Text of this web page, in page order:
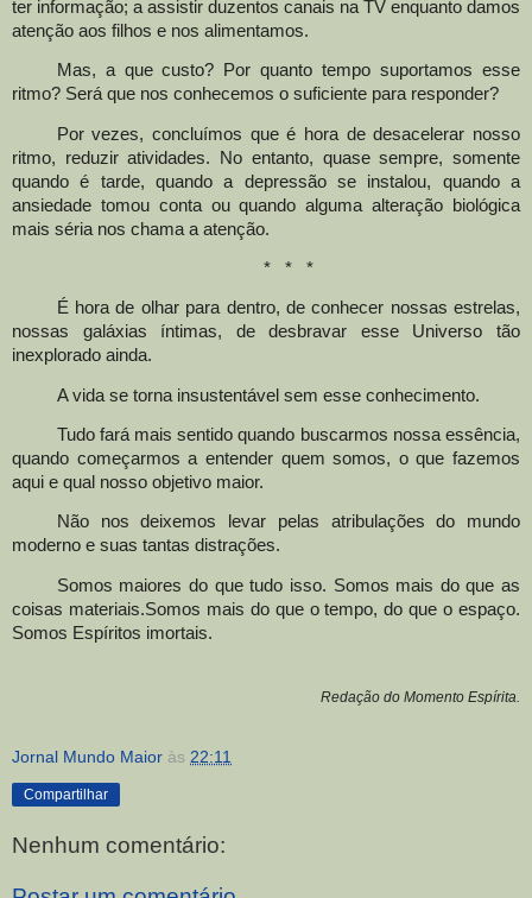
ter informação; a assistir duzentos canais na TV enquanto damos
atenção aos filhos e nos alimentamos.
Mas, a que custo? Por quanto tempo suportamos esse
ritmo? Será que nos conhecemos o suficiente para responder?
Por vezes, concluímos que é hora de desacelerar nosso
ritmo, reduzir atividades. No entanto, quase sempre, somente
quando é tarde, quando a depressão se instalou, quando a
ansiedade tomou conta ou quando alguma alteração biológica
mais séria nos chama a atenção.
* * *
É hora de olhar para dentro, de conhecer nossas estrelas,
nossas galáxias íntimas, de desbravar esse Universo tão
inexplorado ainda.
A vida se torna insustentável sem esse conhecimento.
Tudo fará mais sentido quando buscarmos nossa essência,
quando começarmos a entender quem somos, o que fazemos
aqui e qual nosso objetivo maior.
Não nos deixemos levar pelas atribulações do mundo
moderno e suas tantas distrações.
Somos maiores do que tudo isso. Somos mais do que as
coisas materiais.Somos mais do que o tempo, do que o espaço.
Somos Espíritos imortais.
Redação do Momento Espírita.
Jornal Mundo Maior às 22:11
Compartilhar
Nenhum comentário: